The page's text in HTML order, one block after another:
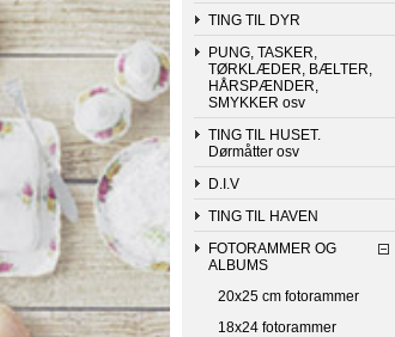
TING TIL DYR
PUNG, TASKER,
TØRKLÆDER, BÆLTER,
HÅRSPÆNDER,
SMYKKER osv
TING TIL HUSET.
Dørmåtter osv
D.I.V
TING TIL HAVEN
FOTORAMMER OG
ALBUMS
20x25 cm fotorammer
18x24 fotorammer